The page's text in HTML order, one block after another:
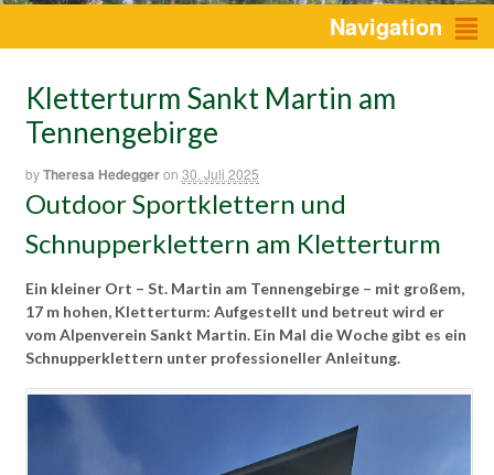
1 2 3 Navigation
Kletterturm Sankt Martin am
Tennengebirge
byTheresa Hedeggeron 30. Juli 2025
Outdoor Sportklettern und
Schnupperklettern am Kletterturm
Ein kleiner Ort – St. Martin am Tennengebirge– mit großem,
17 m hohen, Kletterturm: Aufgestellt und betreut wird er
vom Alpenverein Sankt Martin. Ein Mal die Woche gibt es ein
Schnupperklettern unter professioneller Anleitung.